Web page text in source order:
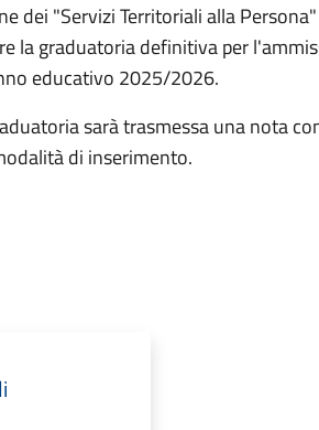
dei "Servizi Territoriali alla
la graduatoria definitiva per
educativo 2025/2026.
sarà trasmessa una nota
di inserimento.